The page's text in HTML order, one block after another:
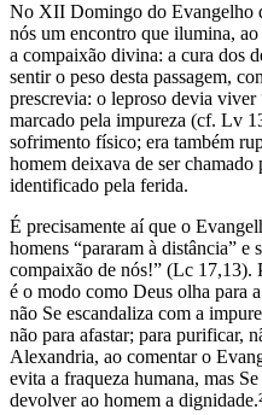
No XII Domingo do Evangelho
nós um encontro que ilumina,
a compaixão divina: a cura dos
sentir o peso desta passagem,
prescrevia: o leproso devia viver
marcado pela impureza (cf. Lv
sofrimento físico; era também
homem deixava de ser chamado
identificado pela ferida.
É precisamente aí que o
homens “pararam à distância” e
compaixão de nós!” (Lc
é o modo como Deus olha para
não Se escandaliza com a
não para afastar; para purificar,
Alexandria, ao comentar o
evita a fraqueza humana, mas
devolver ao homem a